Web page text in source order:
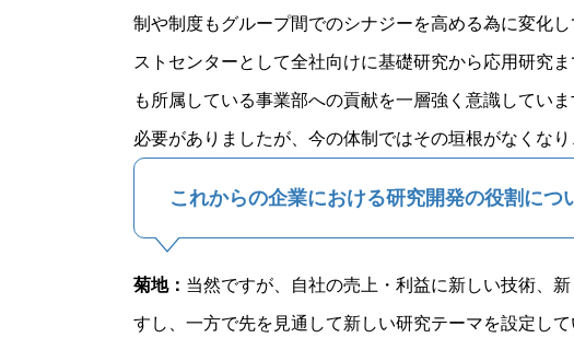
制や制度もグループ間でのシナジーを高める為に変化
ストセンターとして全社向けに基礎研究から応用研究
も所属している事業部への貢献を一層強く意識してい
必要がありましたが、今の体制ではその垣根がなくな
これからの企業における研究開発の役割につ
菊地： 当然ですが、自社の売上・利益に新しい技術、
すし、一方で先を見通して新しい研究テーマを設定し